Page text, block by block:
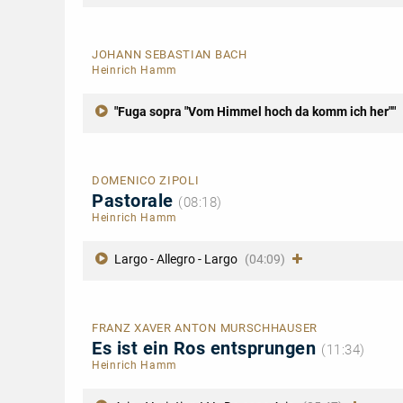
JOHANN SEBASTIAN BACH
Heinrich Hamm
"Fuga sopra "Vom Himmel hoch da komm ich her""
DOMENICO ZIPOLI
Pastorale (08:18)
Heinrich Hamm
Largo - Allegro - Largo (04:09)
FRANZ XAVER ANTON MURSCHHAUSER
Es ist ein Ros entsprungen (11:34)
Heinrich Hamm